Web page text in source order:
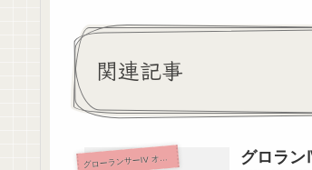
関連記事
グローランサーIV オーバーリローデッド グロラ